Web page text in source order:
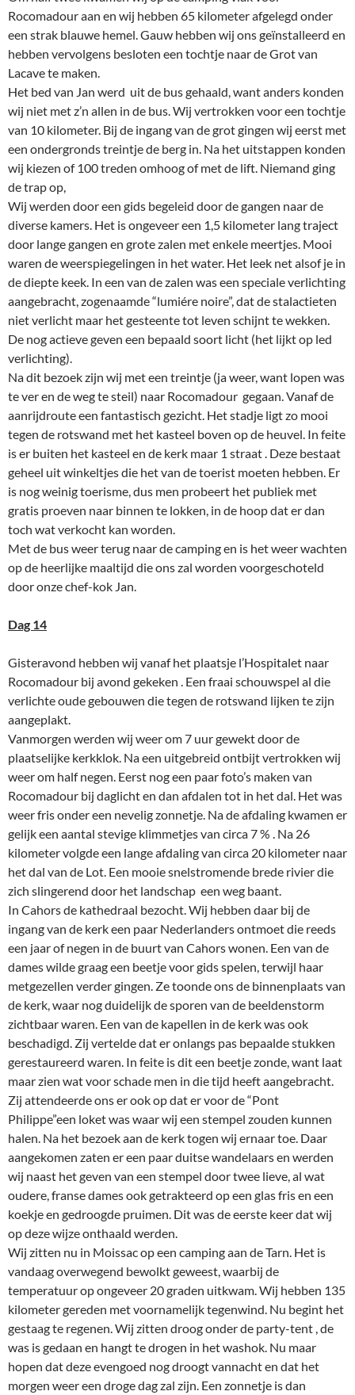
Rocomadour aan en wij hebben 65 kilometer afgelegd onder
een strak blauwe hemel. Gauw hebben wij ons geïnstalleerd en
hebben vervolgens besloten een tochtje naar de Grot van
Lacave te maken.
Het bed van Jan werd uit de bus gehaald, want anders konden
wij niet met z’n allen in de bus. Wij vertrokken voor een tochtje
van 10 kilometer. Bij de ingang van de grot gingen wij eerst met
een ondergronds treintje de berg in. Na het uitstappen konden
wij kiezen of 100 treden omhoog of met de lift. Niemand ging
de trap op,
Wij werden door een gids begeleid door de gangen naar de
diverse kamers. Het is ongeveer een 1,5 kilometer lang traject
door lange gangen en grote zalen met enkele meertjes. Mooi
waren de weerspiegelingen in het water. Het leek net alsof je in
de diepte keek. In een van de zalen was een speciale verlichting
aangebracht, zogenaamde “lumiére noire”, dat de stalactieten
niet verlicht maar het gesteente tot leven schijnt te wekken.
De nog actieve geven een bepaald soort licht (het lijkt op led
verlichting).
Na dit bezoek zijn wij met een treintje (ja weer, want lopen was
te ver en de weg te steil) naar Rocomadour gegaan. Vanaf de
aanrijdroute een fantastisch gezicht. Het stadje ligt zo mooi
tegen de rotswand met het kasteel boven op de heuvel. In feite
is er buiten het kasteel en de kerk maar 1 straat . Deze bestaat
geheel uit winkeltjes die het van de toerist moeten hebben. Er
is nog weinig toerisme, dus men probeert het publiek met
gratis proeven naar binnen te lokken, in de hoop dat er dan
toch wat verkocht kan worden.
Met de bus weer terug naar de camping en is het weer wachten
op de heerlijke maaltijd die ons zal worden voorgeschoteld
door onze chef-kok Jan.
Dag 14
Gisteravond hebben wij vanaf het plaatsje l’Hospitalet naar
Rocomadour bij avond gekeken . Een fraai schouwspel al die
verlichte oude gebouwen die tegen de rotswand lijken te zijn
aangeplakt.
Vanmorgen werden wij weer om 7 uur gewekt door de
plaatselijke kerkklok. Na een uitgebreid ontbijt vertrokken wij
weer om half negen. Eerst nog een paar foto’s maken van
Rocomadour bij daglicht en dan afdalen tot in het dal. Het was
weer fris onder een nevelig zonnetje. Na de afdaling kwamen er
gelijk een aantal stevige klimmetjes van circa 7 % . Na 26
kilometer volgde een lange afdaling van circa 20 kilometer naar
het dal van de Lot. Een mooie snelstromende brede rivier die
zich slingerend door het landschap een weg baant.
In Cahors de kathedraal bezocht. Wij hebben daar bij de
ingang van de kerk een paar Nederlanders ontmoet die reeds
een jaar of negen in de buurt van Cahors wonen. Een van de
dames wilde graag een beetje voor gids spelen, terwijl haar
metgezellen verder gingen. Ze toonde ons de binnenplaats van
de kerk, waar nog duidelijk de sporen van de beeldenstorm
zichtbaar waren. Een van de kapellen in de kerk was ook
beschadigd. Zij vertelde dat er onlangs pas bepaalde stukken
gerestaureerd waren. In feite is dit een beetje zonde, want laat
maar zien wat voor schade men in die tijd heeft aangebracht.
Zij attendeerde ons er ook op dat er voor de “Pont
Philippe”een loket was waar wij een stempel zouden kunnen
halen. Na het bezoek aan de kerk togen wij ernaar toe. Daar
aangekomen zaten er een paar duitse wandelaars en werden
wij naast het geven van een stempel door twee lieve, al wat
oudere, franse dames ook getrakteerd op een glas fris en een
koekje en gedroogde pruimen. Dit was de eerste keer dat wij
op deze wijze onthaald werden.
Wij zitten nu in Moissac op een camping aan de Tarn. Het is
vandaag overwegend bewolkt geweest, waarbij de
temperatuur op ongeveer 20 graden uitkwam. Wij hebben 135
kilometer gereden met voornamelijk tegenwind. Nu begint het
gestaag te regenen. Wij zitten droog onder de party-tent , de
was is gedaan en hangt te drogen in het washok. Nu maar
hopen dat deze evengoed nog droogt vannacht en dat het
morgen weer een droge dag zal zijn. Een zonnetje is dan